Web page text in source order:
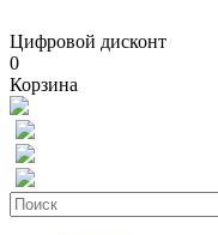
Цифровой дисконт
0
Корзина